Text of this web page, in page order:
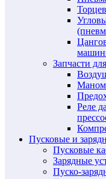
Запчасти
Реле
Пусковые и
Пусковые
Зарядные
Пуско-